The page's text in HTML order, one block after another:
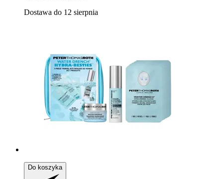
Dostawa do 12 sierpnia
Do koszyka